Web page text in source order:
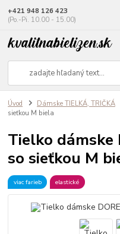
+421 948 126 423
(Po.-Pi. 10.00 - 15.00)
Úvod Dámske TIELKÁ, TRIČKÁ
sieťkou M biela
Tielko dámske
so sieťkou M
viac farieb elastické